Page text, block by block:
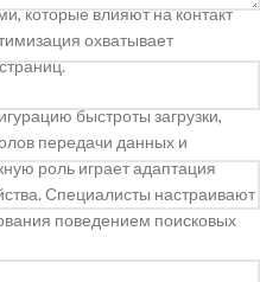
которые влияют на контакт
охватывает
быстроты загрузки,
передачи данных и
роль играет адаптация
Специалисты настраивают
поведением поисковых